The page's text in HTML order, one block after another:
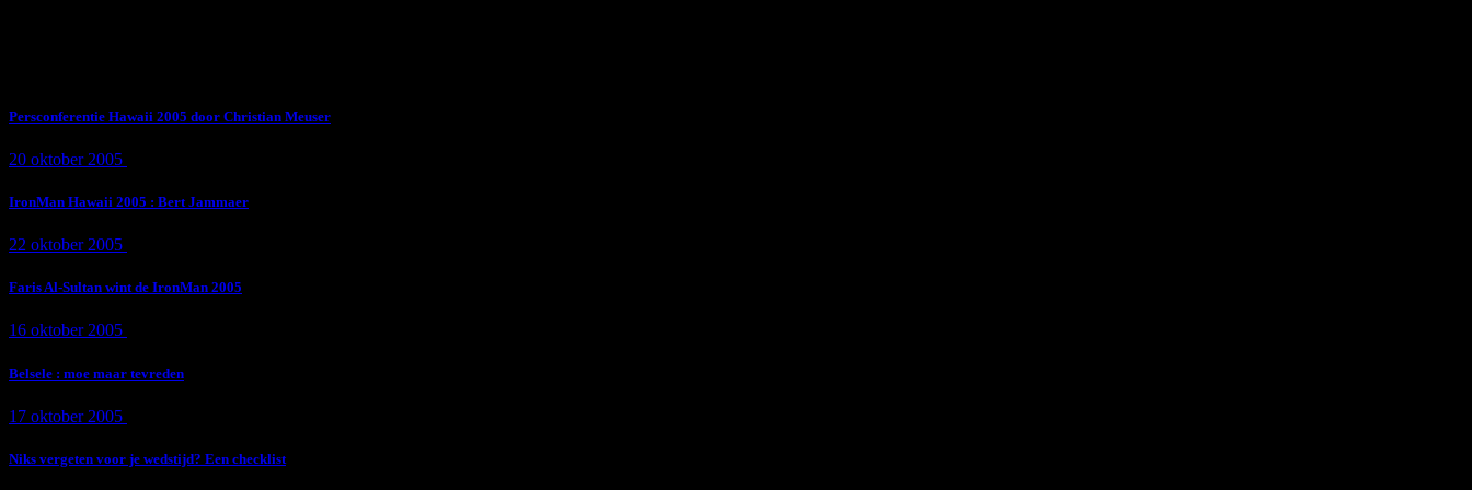
Persconferentie Hawaii 2005 door Christian Meuser
20 oktober 2005
IronMan Hawaii 2005 : Bert Jammaer
22 oktober 2005
Faris Al-Sultan wint de IronMan 2005
16 oktober 2005
Belsele : moe maar tevreden
17 oktober 2005
Niks vergeten voor je wedstijd? Een checklist